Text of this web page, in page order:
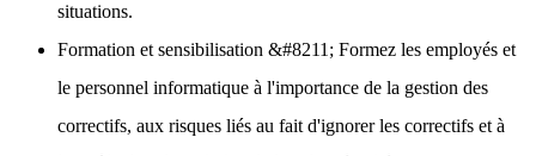
situations.
Formation et sensibilisation &#8211; Formez les employés et
le personnel informatique à l'importance de la gestion des
correctifs, aux risques liés au fait d'ignorer les correctifs et à